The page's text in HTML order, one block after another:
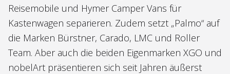
Reisemobile und Hymer Camper Vans für
Kastenwagen separieren. Zudem setzt „Palmo“ auf
die Marken Bürstner, Carado, LMC und Roller
Team. Aber auch die beiden Eigenmarken XGO und
nobelArt präsentieren sich seit Jahren äußerst